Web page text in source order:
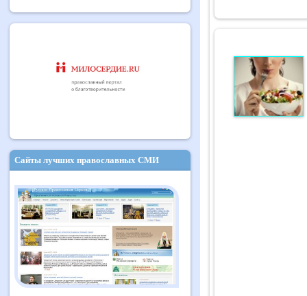
Сайты лучших православных СМИ